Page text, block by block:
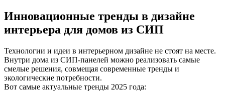
Инновационные тренды в дизайне
интерьера для домов из СИП
Технологии и идеи в интерьерном дизайне не стоят на месте.
Внутри дома из СИП-панелей можно реализовать самые
смелые решения, совмещая современные тренды и
экологические потребности.
Вот самые актуальные тренды 2025 года: